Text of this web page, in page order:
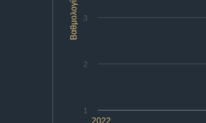
Βαθμολογία
2022
1
2
3